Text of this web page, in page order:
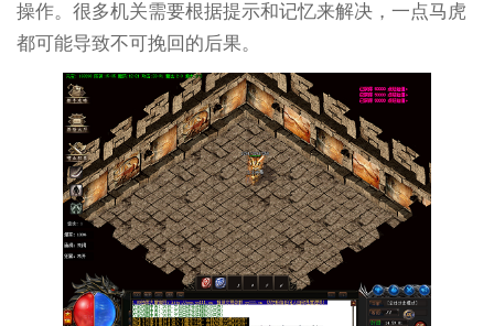
操作。很多机关需要根据提示和记忆来解决，一点马虎
都可能导致不可挽回的后果。